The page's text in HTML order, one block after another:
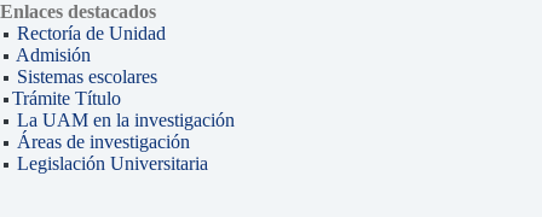
Enlaces destacados
Rectoría de Unidad
Admisión
Sistemas escolares
Trámite Título
La UAM en la investigación
Áreas de investigación
Legislación Universitaria